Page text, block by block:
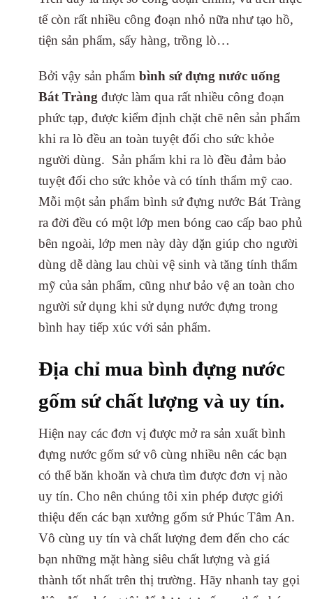
tế còn rất nhiều công đoạn nhỏ nữa như tạo hồ,
tiện sản phẩm, sấy hàng, trồng lò…
Bởi vậy sản phẩm bình sứ đựng nước uống
Bát Tràng được làm qua rất nhiều công đoạn
phức tạp, được kiểm định chặt chẽ nên sản phẩm
khi ra lò đều an toàn tuyệt đối cho sức khỏe
người dùng. Sản phẩm khi ra lò đều đảm bảo
tuyệt đối cho sức khỏe và có tính thẩm mỹ cao.
Mỗi một sản phẩm bình sứ đựng nước Bát Tràng
ra đời đều có một lớp men bóng cao cấp bao phủ
bên ngoài, lớp men này dày dặn giúp cho người
dùng dễ dàng lau chùi vệ sinh và tăng tính thẩm
mỹ của sản phẩm, cũng như bảo vệ an toàn cho
người sử dụng khi sử dụng nước đựng trong
bình hay tiếp xúc với sản phẩm.
Địa chỉ mua bình đựng nước
gốm sứ chất lượng và uy tín.
Hiện nay các đơn vị được mở ra sản xuất bình
đựng nước gốm sứ vô cùng nhiều nên các bạn
có thể băn khoăn và chưa tìm được đơn vị nào
uy tín. Cho nên chúng tôi xin phép được giới
thiệu đến các bạn xưởng gốm sứ Phúc Tâm An.
Vô cùng uy tín và chất lượng đem đến cho các
bạn những mặt hàng siêu chất lượng và giá
thành tốt nhất trên thị trường. Hãy nhanh tay gọi